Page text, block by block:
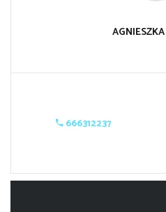
AGNIESZKA
666312237